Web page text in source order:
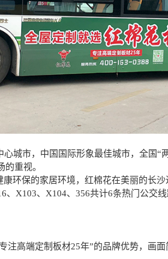
城市，中国国际形象最佳城市，全国“
重视。
康环保的家居环境，红棉花在美丽的长
、 X103、 X104、 356共计6条热门公交线
注高端定制板材25年”的品牌优势，画